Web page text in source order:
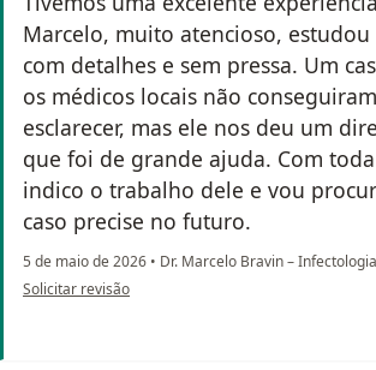
Marcelo, muito atencioso, estudou
com detalhes e sem pressa. Um
os médicos locais não
esclarecer, mas ele nos deu um
que foi de grande ajuda. Com
indico o trabalho dele e vou
caso precise no futuro.
5 de maio de 2026 • Dr. Marcelo Bravin – Infectologia
na opinião do utilizador Isabela Alcantara
Solicitar revisão